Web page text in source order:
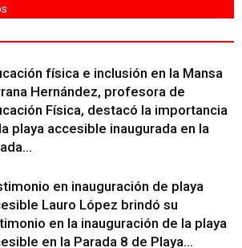
física e inclusión en la Mansa
Hernández, profesora de
Física, destacó la importancia
playa accesible inaugurada en la
en inauguración de playa
Lauro López brindó su
en la inauguración de la playa
en la Parada 8 de Playa...